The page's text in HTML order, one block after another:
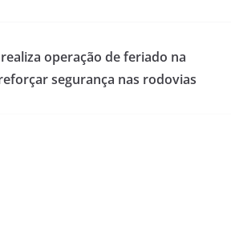
operação de feriado na
segurança nas rodovias